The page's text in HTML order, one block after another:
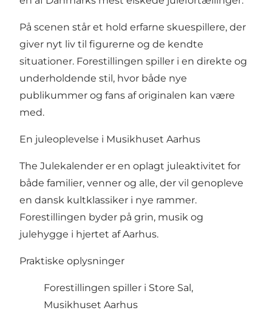
På scenen står et hold erfarne skuespillere, der
giver nyt liv til figurerne og de kendte
situationer. Forestillingen spiller i en direkte og
underholdende stil, hvor både nye
publikummer og fans af originalen kan være
med.
En juleoplevelse i Musikhuset Aarhus
The Julekalender er en oplagt juleaktivitet for
både familier, venner og alle, der vil genopleve
en dansk kultklassiker i nye rammer.
Forestillingen byder på grin, musik og
julehygge i hjertet af Aarhus.
Praktiske oplysninger
Forestillingen spiller i Store Sal,
Musikhuset Aarhus